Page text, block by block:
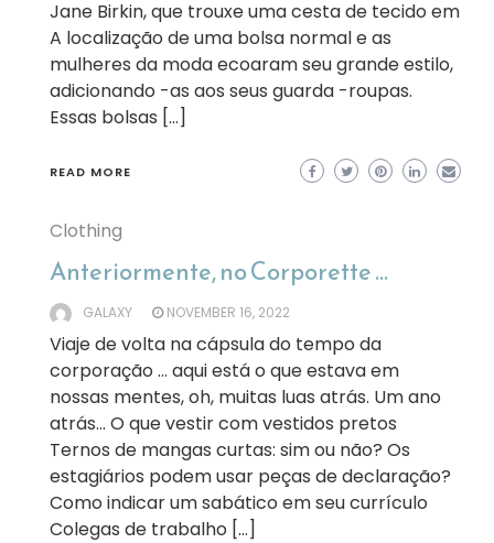
Jane Birkin, que trouxe uma cesta de tecido em
A localização de uma bolsa normal e as
mulheres da moda ecoaram seu grande estilo,
adicionando -as aos seus guarda -roupas.
Essas bolsas […]
READ MORE
Clothing
Anteriormente, no Corporette …
GALAXY NOVEMBER 16, 2022
Viaje de volta na cápsula do tempo da
corporação … aqui está o que estava em
nossas mentes, oh, muitas luas atrás. Um ano
atrás… O que vestir com vestidos pretos
Ternos de mangas curtas: sim ou não? Os
estagiários podem usar peças de declaração?
Como indicar um sabático em seu currículo
Colegas de trabalho […]